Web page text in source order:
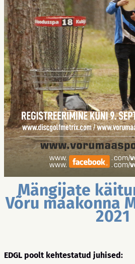
Mängijate
Võru maakonna
2021
EDGL poolt kehtestatud juhised: